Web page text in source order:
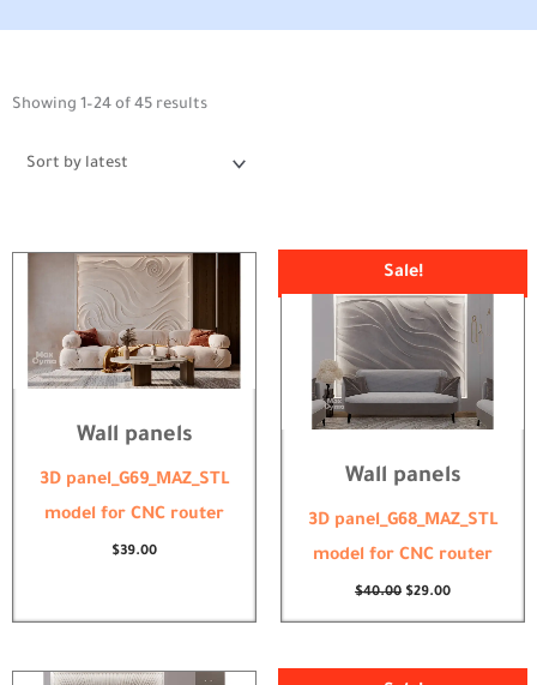
Showing 1–24 of 45 resultsSorted
latest
Wall panels
3D panel_G69_MAZ_STL
model for CNC router
$39.00
Sale!
Wall panels
3D panel_G68_MAZ_STL
model for CNC router
$40.00
Original
price
was:
$40.00.
$29.00
is:
$29.00.
Original